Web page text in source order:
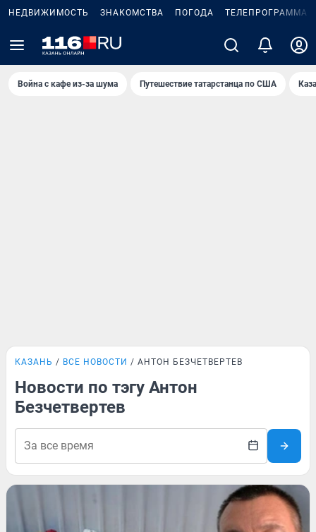
НЕДВИЖИМОСТЬ ЗНАКОМСТВА ПОГОДА ТЕЛЕПРОГРАММА
Война с кафе из-за шума Путешествие татарстанца по США
КАЗАНЬ ВСЕ НОВОСТИ АНТОН БЕЗЧЕТВЕРТЕВ
Новости по тэгу Антон
Безчетвертев